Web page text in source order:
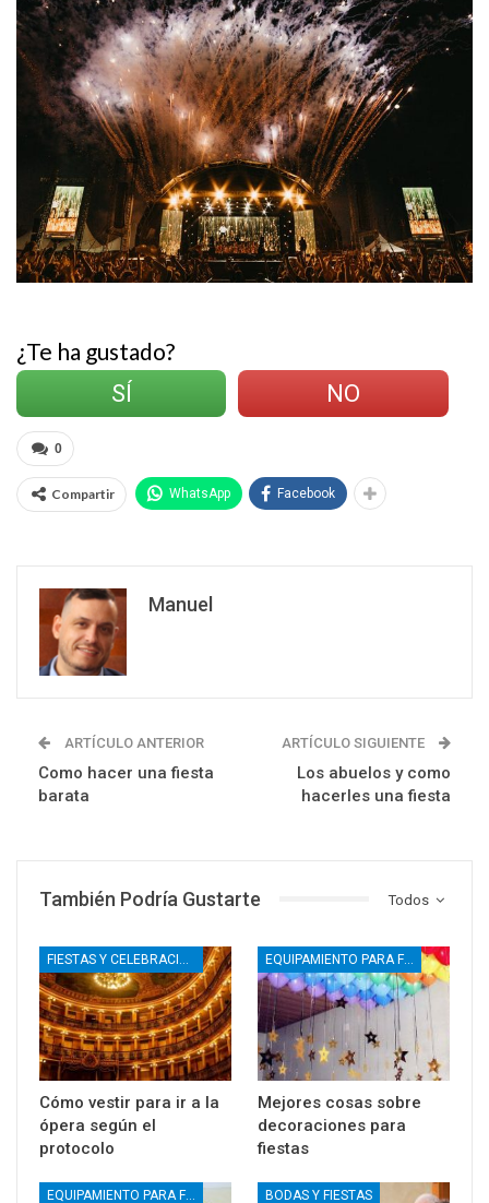
¿Te ha gustado?
SÍ
NO
0
Compartir WhatsApp Facebook
Manuel
ARTÍCULO ANTERIOR
Como hacer una fiesta
barata
ARTÍCULO SIGUIENTE
Los abuelos y como
hacerles una fiesta
Todos
También Podría Gustarte
Cómo vestir para ir a la
ópera según el
protocolo
EQUIPAMIENTO PARA FIESTAS
Mejores cosas sobre
decoraciones para
fiestas
EQUIPAMIENTO PARA FIESTAS BODAS Y FIESTAS